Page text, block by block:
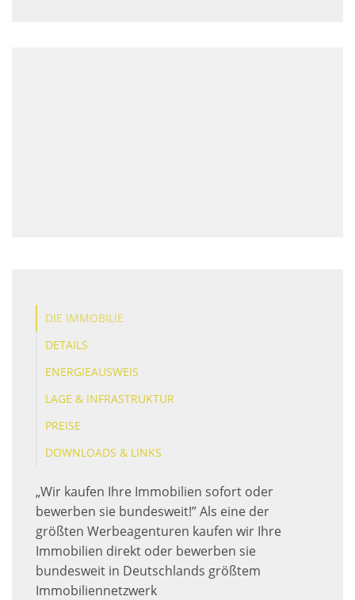
DIE IMMOBILIE
DETAILS
ENERGIEAUSWEIS
LAGE & INFRASTRUKTUR
PREISE
DOWNLOADS & LINKS
„Wir kaufen Ihre Immobilien sofort oder
bewerben sie bundesweit!” Als eine der
größten Werbeagenturen kaufen wir Ihre
Immobilien direkt oder bewerben sie
bundesweit in Deutschlands größtem
Immobiliennetzwerk